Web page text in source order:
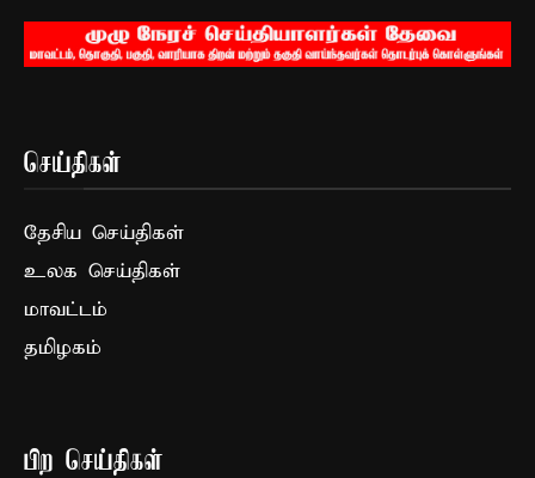
செய்திகள்
தேசிய செய்திகள்
உலக செய்திகள்
மாவட்டம்
தமிழகம்
பிற செய்திகள்